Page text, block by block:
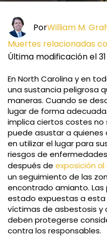
PorWilliam M.
Muertes relacionadas
Última modificación el
En North Carolina y en
una sustancia peligrosa
maneras. Cuando se
lugar de forma
implica ciertos costes no
puede asustar a
en utilizar el lugar para
riesgos de
después de exposición
un seguimiento de las
encontrado amianto.
estado expuestas a esta
víctimas de asbestosis y
deben protegerse
contra los responsables.